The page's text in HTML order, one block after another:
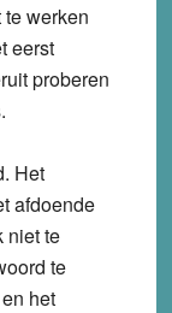
werken
eerst
proberen
Het
afdoende
niet te
te
het